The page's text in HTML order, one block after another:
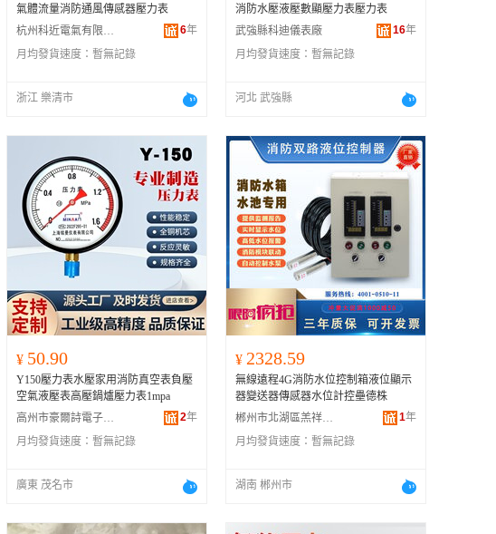
澳门 台湾
氣體流量消防通風傳感器壓力表
杭州科近電氣有限公司
6年
月均發貨速度： 暫無記錄
浙江 樂清市
消防水壓液壓數顯壓力表壓力表
武強縣科迪儀表廠
16年
月均發貨速度： 暫無記錄
河北 武強縣
¥ 50.90
Y150壓力表水壓家用消防真空表負壓
空氣液壓表高壓鍋爐壓力表1mpa
高州市豪爾詩電子商務商行
2年
月均發貨速度： 暫無記錄
廣東 茂名市
¥ 2328.59
無線遠程4G消防水位控制箱液位顯示
器變送器傳感器水位計控壘德株
郴州市北湖區羔祥貿易商行
1年
月均發貨速度： 暫無記錄
湖南 郴州市